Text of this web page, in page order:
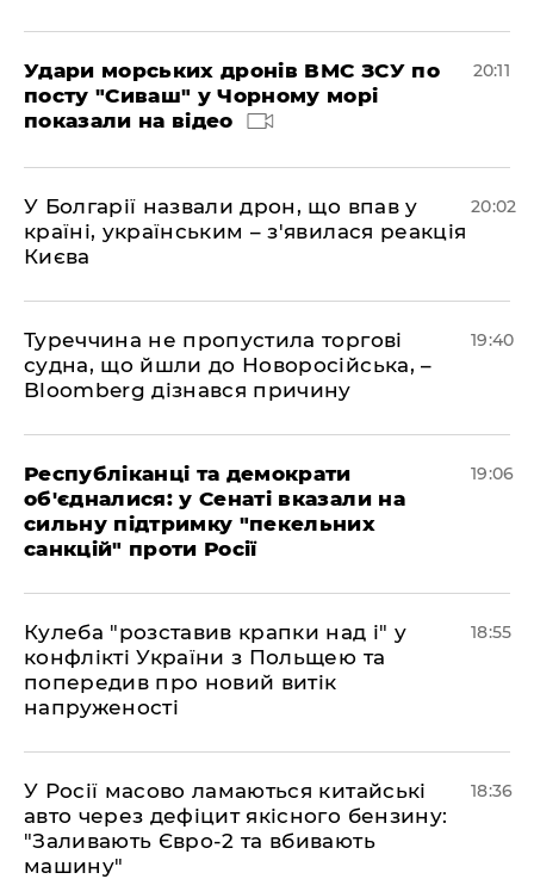
Удари морських дронів ВМС ЗСУ по
посту "Сиваш" у Чорному морі
показали на відео
20:11
У Болгарії назвали дрон, що впав у
країні, українським – з'явилася реакція
Києва
20:02
Туреччина не пропустила торгові
судна, що йшли до Новоросійська, –
Bloomberg дізнався причину
19:40
Республіканці та демократи
об'єдналися: у Сенаті вказали на
сильну підтримку "пекельних
санкцій" проти Росії
19:06
Кулеба "розставив крапки над і" у
конфлікті України з Польщею та
попередив про новий витік
напруженості
18:55
У Росії масово ламаються китайські
авто через дефіцит якісного бензину:
"Заливають Євро-2 та вбивають
машину"
18:36